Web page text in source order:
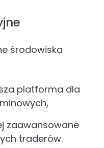
środowiska
platforma dla
zaawansowane
traderów.